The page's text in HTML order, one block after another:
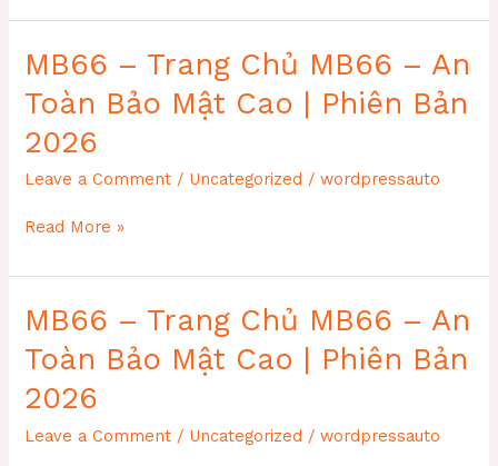
Trang
MB66
An
Toàn
Bảo
Mật
|
Bản
MB66 – Trang Chủ MB66 – An
Toàn Bảo Mật Cao | Phiên Bản
2026
Leave a Comment / Uncategorized /wordpressauto
MB66
Trang
MB66
An
Toàn
Bảo
Mật
Read More »
MB66 – Trang Chủ MB66 – An
Toàn Bảo Mật Cao | Phiên Bản
2026
Leave a Comment / Uncategorized /wordpressauto